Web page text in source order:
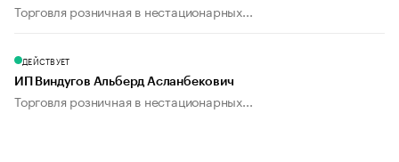
Торговля розничная в нестационарных...
ДЕЙСТВУЕТ
ИП Виндугов Альберд Асланбекович
Торговля розничная в нестационарных...